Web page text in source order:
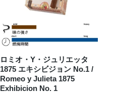
ロミオ・Y・ジュリエッタ
1875 エキシビジョン No.1 /
Romeo y Julieta 1875
Exhibicion No. 1